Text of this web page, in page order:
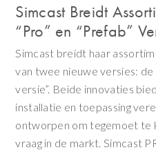
Simcast Breidt
“Pro” en “Prefab”
Simcast breidt haar
van twee nieuwe versies: de
versie”. Beide innovaties
installatie en toepassing
ontworpen om tegemoet te
vraag in de markt. Simcast